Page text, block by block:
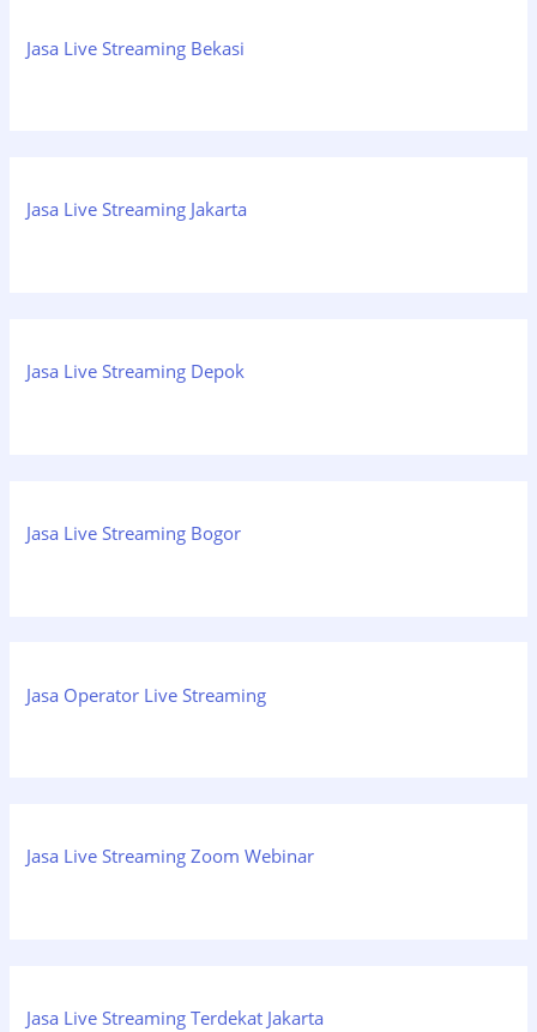
Jasa Live Streaming Bekasi
Jasa Live Streaming Jakarta
Jasa Live Streaming Depok
Jasa Live Streaming Bogor
Jasa Operator Live Streaming
Jasa Live Streaming Zoom Webinar
Jasa Live Streaming Terdekat Jakarta